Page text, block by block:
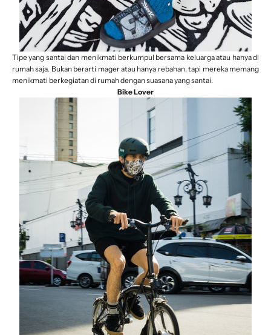
Tipe yang santai dan menikmati berkumpul bersama keluarga atau hanya di
rumah saja. Bukan berarti mager atau hanya rebahan, tapi mereka memang
menikmati berkegiatan di rumah dengan suasana yang santai.
Bike Lover